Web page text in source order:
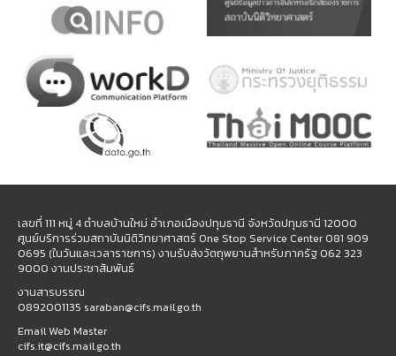
เลขที่ 111 หมู่ 4 ตำบลบ้านใหม่ อำเภอเมืองปทุมธานี จังหวัดปทุมธานี 12000
ศูนย์บริการร่วมสถาบันนิติวิทยาศาสตร์ One Stop Service Center 081 909
0695 (ในวันและเวลาราชการ) งานรับส่งวัตถุพยานสำหรับภาครัฐ 062 323
9000 งานประชาสัมพันธ์
งานสารบรรณ
0892001135 saraban@cifs.mail.go.th
Email Web Master
cifs.it@cifs.mail.go.th